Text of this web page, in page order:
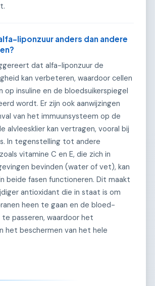
liponzuur anders dan andere
dat alfa-liponzuur de
kan verbeteren, waardoor cellen
op insuline en de bloedsuikerspiegel
wordt. Er zijn ook aanwijzingen
van het immuunsysteem op de
alvleesklier kan vertragen, vooral bij
In tegenstelling tot andere
vitamine C en E, die zich in
bevinden (water of vet), kan
beide fasen functioneren. Dit maakt
antioxidant die in staat is om
heen te gaan en de bloed-
passeren, waardoor het
het beschermen van het hele